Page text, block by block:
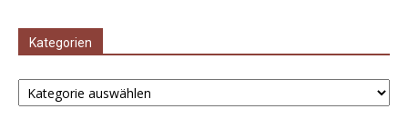
Kategorien
Kategorien